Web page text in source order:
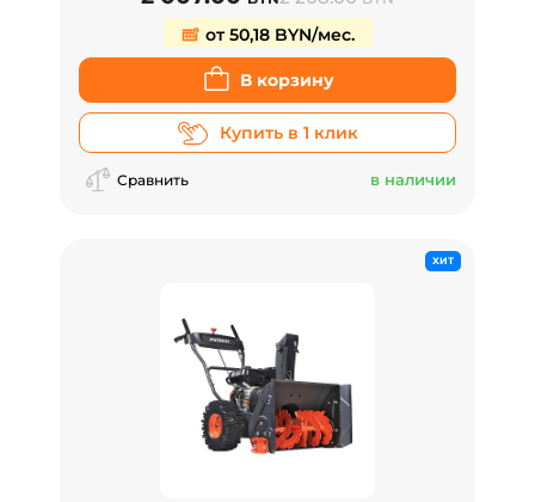
от 50,18 BYN/мес.
В корзину
Купить в 1 клик
Сравнить в наличии
ХИТ